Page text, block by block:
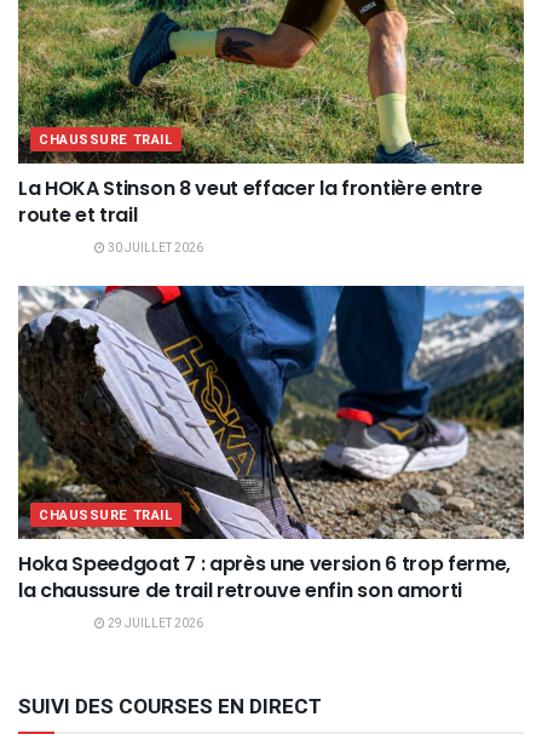
CHAUSSURE TRAIL
La HOKA Stinson 8 veut effacer la frontière entre
route et trail
30 JUILLET 2026
CHAUSSURE TRAIL
Hoka Speedgoat 7 : après une version 6 trop ferme,
la chaussure de trail retrouve enfin son amorti
29 JUILLET 2026
SUIVI DES COURSES EN DIRECT